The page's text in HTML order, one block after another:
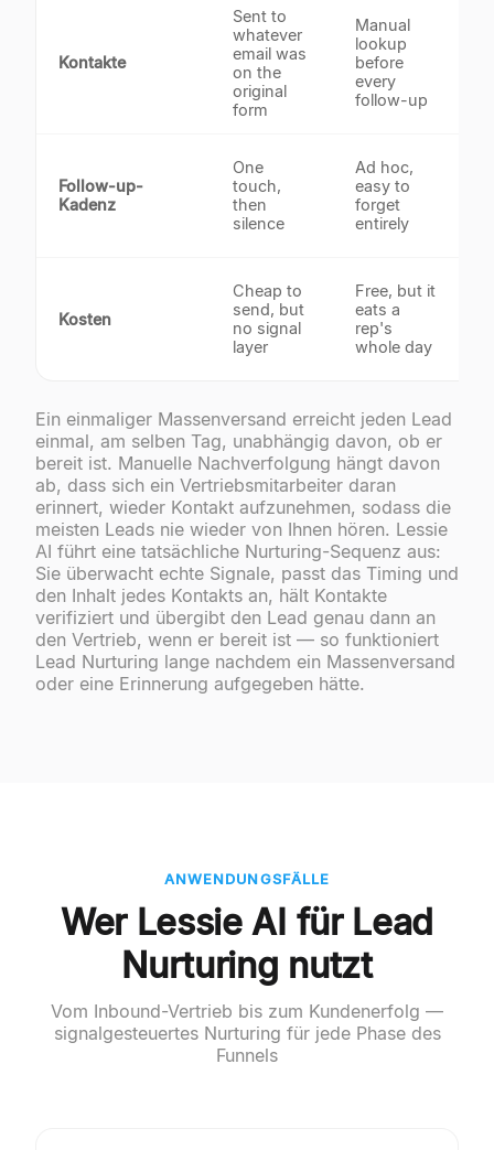
Kontakte
Sent to
whatever
email was
on the
original
form
Manual
lookup
before
every
follow-up
Follow-up-
Kadenz
One
touch,
then
silence
Ad hoc,
easy to
forget
entirely
Kosten
Cheap to
send, but
no signal
layer
Free, but it
eats a
rep's
whole day
Ein einmaliger Massenversand erreicht jeden Lead
einmal, am selben Tag, unabhängig davon, ob er
bereit ist. Manuelle Nachverfolgung hängt davon
ab, dass sich ein Vertriebsmitarbeiter daran
erinnert, wieder Kontakt aufzunehmen, sodass die
meisten Leads nie wieder von Ihnen hören. Lessie
AI führt eine tatsächliche Nurturing-Sequenz aus:
Sie überwacht echte Signale, passt das Timing und
den Inhalt jedes Kontakts an, hält Kontakte
verifiziert und übergibt den Lead genau dann an
den Vertrieb, wenn er bereit ist — so funktioniert
Lead Nurturing lange nachdem ein Massenversand
oder eine Erinnerung aufgegeben hätte.
ANWENDUNGSFÄLLE
Wer Lessie AI für Lead
Nurturing nutzt
Vom Inbound-Vertrieb bis zum Kundenerfolg —
signalgesteuertes Nurturing für jede Phase des
Funnels